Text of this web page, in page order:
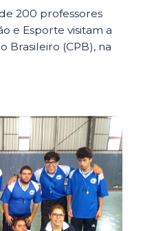
200 professores
e Esporte visitam a
Brasileiro (CPB), na